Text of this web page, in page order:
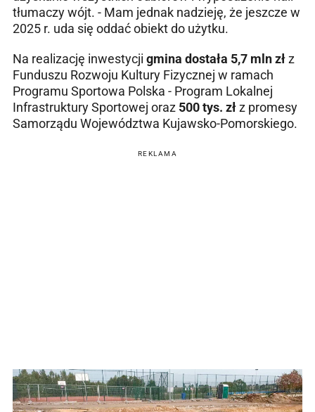
tłumaczy wójt. - Mam jednak nadzieję, że jeszcze w
2025 r. uda się oddać obiekt do użytku.
Na realizację inwestycji gmina dostała 5,7 mln złz
Funduszu Rozwoju Kultury Fizycznej w ramach
Programu Sportowa Polska - Program Lokalnej
Infrastruktury Sportowej oraz 500 tys. złz promesy
Samorządu Województwa Kujawsko-Pomorskiego.
REKLAMA